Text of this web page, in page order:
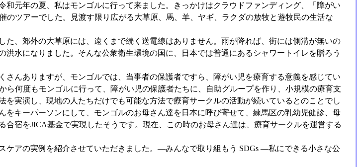
和元年の夏、私はモンゴルに行って来ました。きっかけはクラウドファンディング、「障がい
のツアーでした。見渡す限り広がる大草原、馬、羊、ヤギ、ラクダの放牧と遊牧民の生活な
た、郊外の大草原には、遠くまで続く送電線はありません。雨が降れば、街には側溝が無いの
洪水になりました。そんな公衆衛生環境の国に、日本では普通にあるシャワートイレを贈ろう
さんありますが、モンゴルでは、当事者の保護者ですら、障がい児を療育する意義を感じてい
ら何度もモンゴルに行って、障がい児の保護者たちに、自助グループを作り、小規模の療育支
を実演し、現地の人たちだけでも可能な方法で療育サークルの活動が続いているとのことでし
をキーパーソンにして、モンゴルのお母さん達を日本に呼び寄せて、練馬区の乳幼児健診、母
合宿をJICA基金で実現したそうです。現在、この時のお母さん達は、療育サークルを運営する
ケアの実例を紹介させていただきました。―みんなで取り組もう SDGs ―私にできる小さな公